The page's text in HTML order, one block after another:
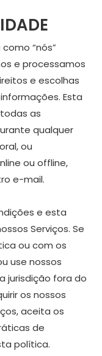
“nós”
e processamos
e escolhas
Esta
as
qualquer
ou
ou offline,
e-mail.
e esta
Serviços. Se
ou com os
use nossos
jurisdição fora do
os nossos
aceita os
de
política.